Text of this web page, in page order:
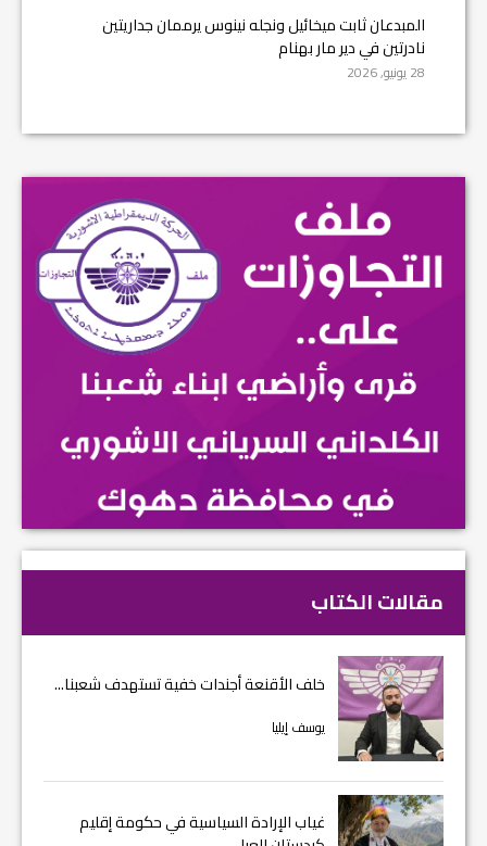
المبدعان ثابت ميخائيل ونجله نينوس يرممان جداريتين
نادرتين في دير مار بهنام
28 يونيو, 2026
مقالات الكتاب
خلف الأقنعة أجندات خفية تستهدف شعبنا...
يوسف إيليا
غياب الإرادة السياسية في حكومة إقليم